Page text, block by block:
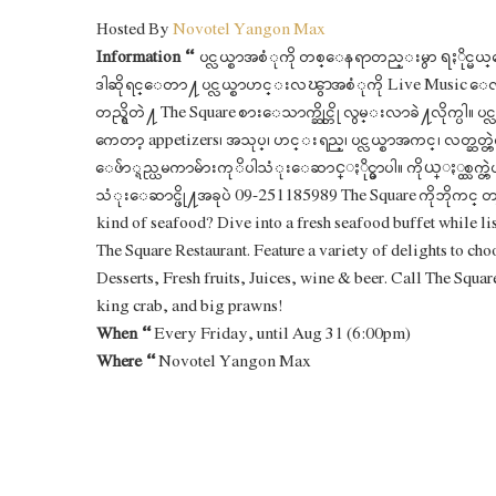
Hosted By Novotel Yangon Max
Information –ပင္လယ္စာအစံုကို တစ္ေနရာတည္းမွာ ရႏိုင္မယ္
ဒါဆိုရင္ေတာ႔ ပင္လယ္စာဟင္းလၽွာအစံုကို Live Music
တည္ရွိတဲ႔ The Square စားေသာက္ဆိုင္ကို လွမ္းလာခဲ႔လိုက္ပါ။
ကေတာ့ appetizers၊ အသုပ္၊ ဟင္းရည္၊ ပင္လယ္စာအကင္၊ လတ္
ေဖ်ာ္ရည္ယမကာမ်ားကုိပါသံုးေဆာင္ႏိုင္မွာပါ။ ကိုယ္ႏွစ္သက္တဲ့ပ
သံုးေဆာင္ဖို႔အခုပဲ 09-251185989 The Square ကိုဘိုကင္ တင္
kind of seafood? Dive into a fresh seafood buffet while
The Square Restaurant. Feature a variety of delights to
Desserts, Fresh fruits, Juices, wine & beer. Call The
king crab, and big prawns!
When –Every Friday, until Aug 31 (6:00pm)
Where –Novotel Yangon Max